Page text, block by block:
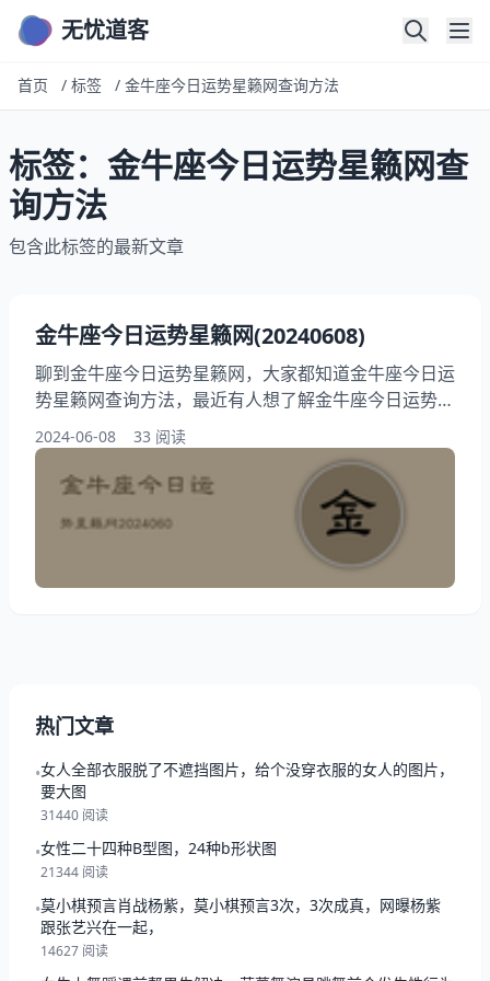
无忧道客
首页 / 标签 / 金牛座今日运势星籁网查询方法
标签：金牛座今日运势星籁网查
询方法
包含此标签的最新文章
金牛座今日运势星籁网(20240608)
聊到金牛座今日运势星籁网，大家都知道金牛座今日运
势星籁网查询方法，最近有人想了解金牛座今日运势星
籁网特点分析，此外，还有朋友想问金牛座今日运势星
籁网影响因素，在这篇文章中，我们将探索金牛座今日
运势星籁网预测准确性，快来一起看看2024年06月08
日金牛座今日运势星籁网解读吧！ 金牛座2024年06月
08日运势一览表 今日项目 评分/详情/配对 整体运势：
★★★☆☆（平稳中追求更高目标） 事学业
2024-06-08 33 阅读
热门文章
•女人全部衣服脱了不遮挡图片，给个没穿衣服的女人的图片，
要大图
31440 阅读
•女性二十四种B型图，24种b形状图
21344 阅读
•莫小棋预言肖战杨紫，莫小棋预言3次，3次成真，网曝杨紫
跟张艺兴在一起，
14627 阅读